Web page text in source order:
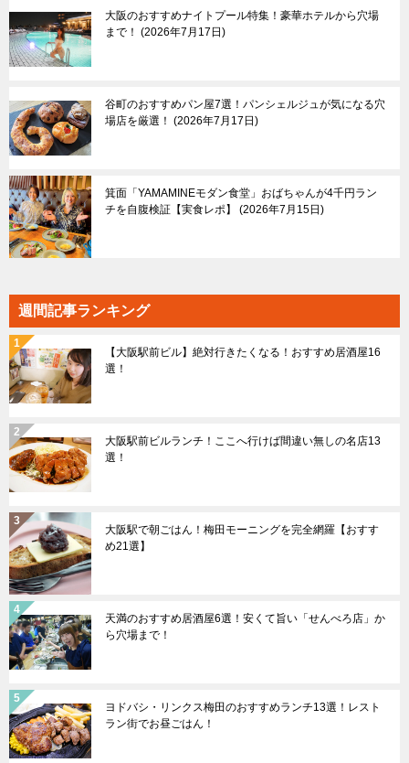
大阪のおすすめナイトプール特集！豪華ホテルから穴場
まで！
2026年7月17日
谷町のおすすめパン屋7選！パンシェルジュが気になる穴
場店を厳選！
2026年7月17日
箕面「YAMAMINEモダン食堂」おばちゃんが4千円ラン
チを自腹検証【実食レポ】
2026年7月15日
週間記事ランキング
【大阪駅前ビル】絶対行きたくなる！おすすめ居酒屋16
選！
大阪駅前ビルランチ！ここへ行けば間違い無しの名店13
選！
大阪駅で朝ごはん！梅田モーニングを完全網羅【おすす
め21選】
天満のおすすめ居酒屋6選！安くて旨い「せんべろ店」か
ら穴場まで！
ヨドバシ・リンクス梅田のおすすめランチ13選！レスト
ラン街でお昼ごはん！